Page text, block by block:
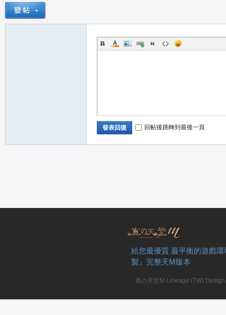
服
發表回復 回帖後跳轉到最後一頁
給您最優質 最平衡的遊戲
製』完整天M版本
真の天堂M-Lineage (TW)